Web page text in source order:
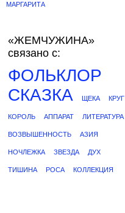
МАРГАРИТА
«ЖЕМЧУЖИНА»
связано с:
ФОЛЬКЛОР
СКАЗКА
ЩЕКА КРУГ
КОРОЛЬ АППАРАТ ЛИТЕРАТУРА
ВОЗВЫШЕННОСТЬ АЗИЯ
НОЧЛЕЖКА ЗВЕЗДА ДУХ
ТИШИНА РОСА КОЛЛЕКЦИЯ